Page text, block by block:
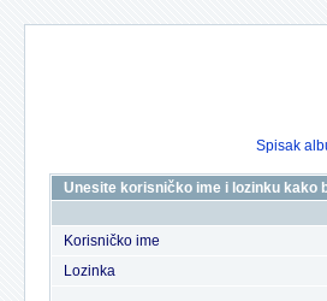
Spisak
Unesite korisničko ime i lozinku kako
Korisničko ime
Lozinka